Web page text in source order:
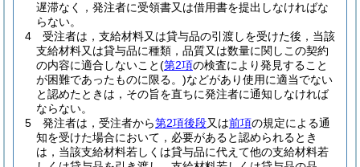
遅滞なく，発注者に受領書又は借用書を提出しなければな
らない。
4
受注者は，支給材料又は貸与品の引渡しを受けた後，当該
支給材料又は貸与品に種類，品質又は数量に関しこの契約
の内容に適合しないこと(第2項の検査により発見すること
が困難であったものに限る。)などがあり使用に適当でない
と認めたときは，その旨を直ちに発注者に通知しなければ
ならない。
5
発注者は，受注者から第2項後段又は前項の規定による通
知を受けた場合において，必要があると認められるとき
は，当該支給材料若しくは貸与品に代えて他の支給材料若